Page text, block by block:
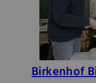
Birkenhof